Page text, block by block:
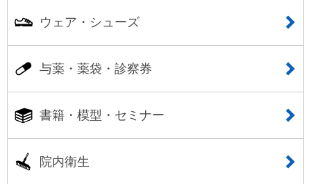
ウェア・シューズ
与薬・薬袋・診察券
書籍・模型・セミナー
院内衛生